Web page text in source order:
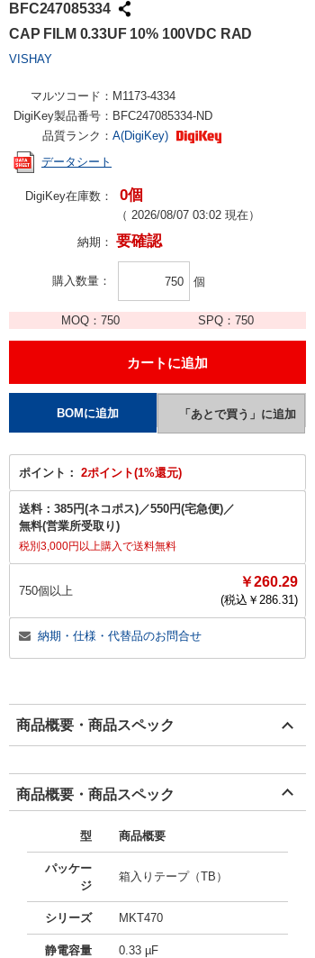
BFC247085334
CAP FILM 0.33UF 10% 100VDC RAD
VISHAY
マルツコード： M1173-4334
DigiKey製品番号： BFC247085334-ND
品質ランク： A(DigiKey)
データシート
DigiKey在庫数： 0個
（ 2026/08/07 03:02 現在）
納期： 要確認
購入数量 個
MOQ：750 SPQ： 750
ポイント： 2ポイント(1%還元)
送料： 385円(ネコポス)／550円(宅急便)／
無料(営業所受取り)
税別3,000円以上購入で送料無料
750個以上
￥260.29
(税込￥ 286.31)
納期・仕様・代替品のお問合せ
商品概要・商品スペック
商品概要・商品スペック
型 商品概要
パッケー
ジ
箱入りテープ（TB）
シリーズ MKT470
静電容量 0.33 µF